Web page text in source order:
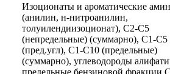
Изоционаты и ароматические
(анилин, н-нитроанилин,
толуилендиизоционат), С2-С5
(непредельные) (суммарно), С1-С5
(пред.угл), С1-С10 (предельные)
(суммарно), углеводороды
предельные бензиновой фракции